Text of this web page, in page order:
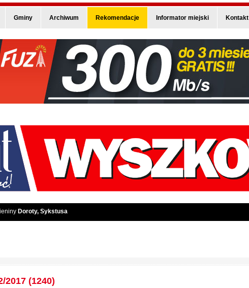
Gminy Archiwum Rekomendacje Informator miejski Kontakt
Doroty, Sykstusa
2017 (1240)